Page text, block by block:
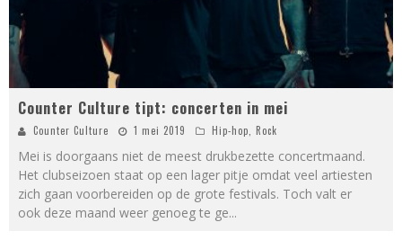
Counter Culture tipt: concerten in mei
Counter Culture 1 mei 2019 Hip-hop, Rock
Mei is doorgaans niet de meest drukbezette concertmaand.
Het clubseizoen staat op een lager pitje omdat veel artiesten
zich gaan voorbereiden op de grote festivals. Toch valt er
ook deze maand weer genoeg te ge...